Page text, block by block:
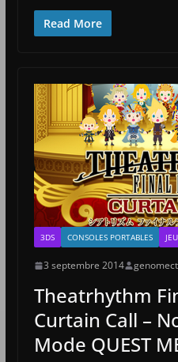
Read More
3DS CONSOLES PORTABLES
3 septembre 2014
Theatrhythm
Curtain Call –
Mode QUEST